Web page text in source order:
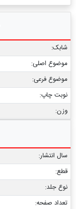
شابک:
موضوع اصلی:
موضوع فرعی:
نوبت چاپ:
وزن:
سال انتشار:
قطع:
نوع جلد:
تعداد صفحه: